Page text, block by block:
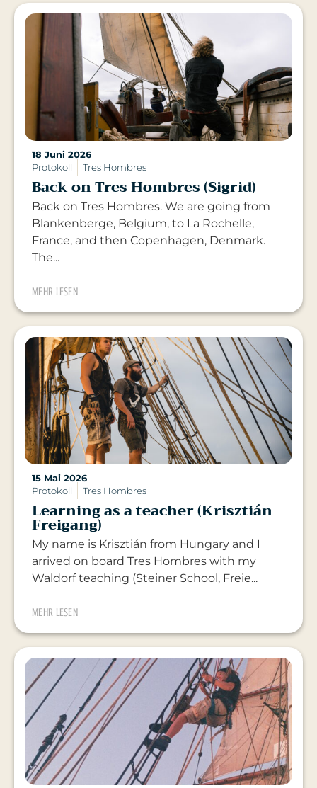
18 Juni 2026
Protokoll
Tres Hombres
Back on Tres Hombres (Sigrid)
Back on Tres Hombres. We are going from
Blankenberge, Belgium, to La Rochelle,
France, and then Copenhagen, Denmark.
The...
MEHR LESEN
15 Mai 2026
Protokoll
Tres Hombres
Learning as a teacher (Krisztián
Freigang)
My name is Krisztián from Hungary and I
arrived on board Tres Hombres with my
Waldorf teaching (Steiner School, Freie...
MEHR LESEN